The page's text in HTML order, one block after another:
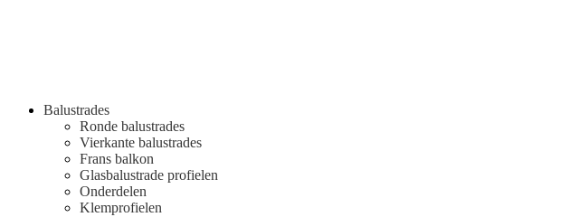
Balustrades
Ronde balustrades
Vierkante balustrades
Frans balkon
Glasbalustrade profielen
Onderdelen
Klemprofielen